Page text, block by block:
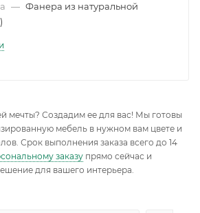
— Фанера из натуральной
мечты? Создадим ее для вас! Мы готовы
мебель в нужном вам цвете и
Срок выполнения заказа всего до 14
заказу прямо сейчас и
для вашего интерьера.